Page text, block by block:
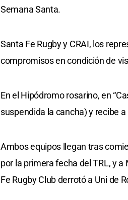
Semana Santa.
Santa Fe Rugby y CRAI, los
compromisos en condición de
En el Hipódromo rosarino, en
suspendida la cancha) y recibe
Ambos equipos llegan tras
por la primera fecha del TRL, y
Fe Rugby Club derrotó a Uni de